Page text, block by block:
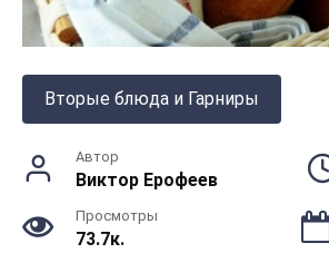
Вторые блюда и Гарниры
Автор
Виктор Ерофеев
Просмотры
73.7к.